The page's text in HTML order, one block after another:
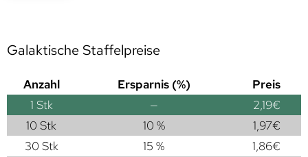
Galaktische Staffelpreise
Anzahl Ersparnis (%)
Preis
1 Stk — 2,19€
10 Stk
10 % 1,97€
30 Stk
15 % 1,86€